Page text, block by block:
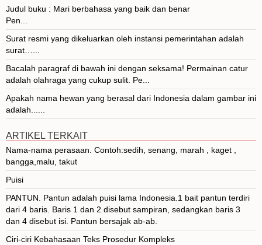
Judul buku : Mari berbahasa yang baik dan benar
Pen...
Surat resmi yang dikeluarkan oleh instansi pemerintahan adalah
surat…...
Bacalah paragraf di bawah ini dengan seksama! Permainan catur
adalah olahraga yang cukup sulit. Pe...
Apakah nama hewan yang berasal dari Indonesia dalam gambar ini
adalah......
ARTIKEL TERKAIT
Nama-nama perasaan. Contoh:sedih, senang, marah , kaget ,
bangga,malu, takut
Puisi
PANTUN. Pantun adalah puisi lama Indonesia.1 bait pantun terdiri
dari 4 baris. Baris 1 dan 2 disebut sampiran, sedangkan baris 3
dan 4 disebut isi. Pantun bersajak ab-ab.
Ciri-ciri Kebahasaan Teks Prosedur Kompleks